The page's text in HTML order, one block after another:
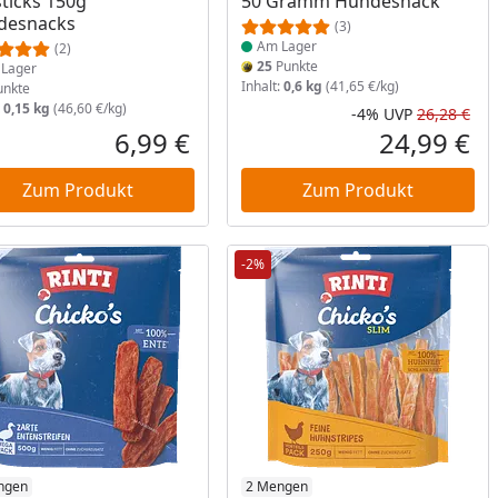
Preis
(2)
0,15 kg (46,60 €/kg)
Aktueller Preis
6,99 €
Zum Produkt
(3)
Am Lager
25 Punkte
Inhalt:0,6 kg (41,65 €/kg)
-4% UVP 26,28 €
24,99 €
Zum Produkt
am Lager
-2%
2 Mengen
Produkt am Lager